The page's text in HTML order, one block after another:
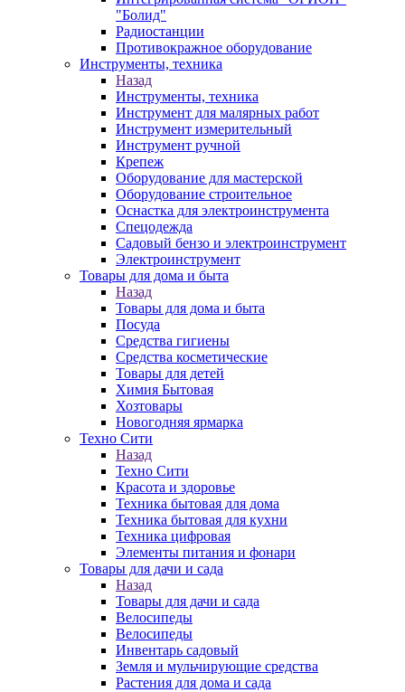
"Болид"
Радиостанции
Противокражное оборудование
Инструменты, техника
Назад
Инструменты, техника
Инструмент для малярных работ
Инструмент измерительный
Инструмент ручной
Крепеж
Оборудование для мастерской
Оборудование строительное
Оснастка для электроинструмента
Спецодежда
Садовый бензо и электроинструмент
Электроинструмент
Товары для дома и быта
Назад
Товары для дома и быта
Посуда
Средства гигиены
Средства косметические
Товары для детей
Химия Бытовая
Хозтовары
Новогодняя ярмарка
Техно Сити
Назад
Техно Сити
Красота и здоровье
Техника бытовая для дома
Техника бытовая для кухни
Техника цифровая
Элементы питания и фонари
Товары для дачи и сада
Назад
Товары для дачи и сада
Велосипеды
Велосипеды
Инвентарь садовый
Земля и мульчирующие средства
Растения для дома и сада